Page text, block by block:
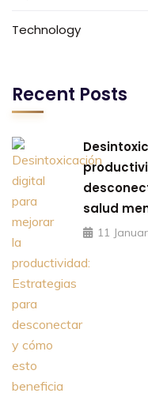
Technology
Recent Posts
salud
11